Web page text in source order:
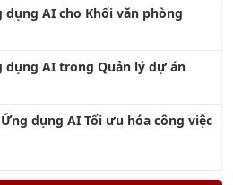
dụng AI cho Khối văn phòng
dụng AI trong Quản lý dự án
dụng AI Tối ưu hóa công việc